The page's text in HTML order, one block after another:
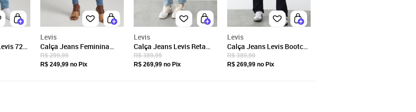
724
Azul
Levis
Calça Jeans Feminina
Levis 721 High Rise
Skinny Azul Claro
R$ 299,99
R$ 249,99 no Pix
Levis
Calça Jeans Levis Reta
724 High Rise Azul
R$ 389,99
R$ 269,99 no Pix
Levis
Calça Jeans Levis Bootcut
725 High Rise Azul
R$ 389,90
R$ 269,99 no Pix